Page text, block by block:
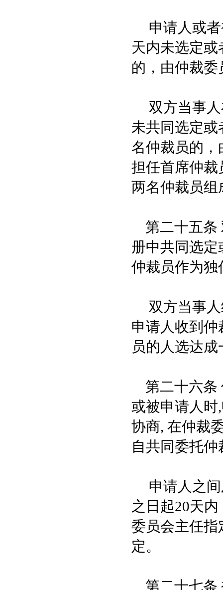
申请人或者
天内未选定
的，由仲裁
双方当事人
未共同选定
名仲裁员的，
担任首席仲裁
两名仲裁员组
第二十五条
册中共同选
仲裁员作为独
双方当事人
申请人收到仲
员的人选达
第二十六条
或被申请人时
协商, 在仲裁
自共同委托
申请人之间
之日起20天
委员会主任指
定。
第二十七条